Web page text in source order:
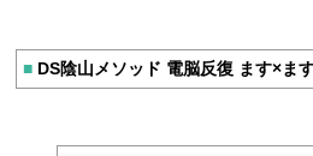
■ DS陰山メソッド 電脳反復 ます×ま